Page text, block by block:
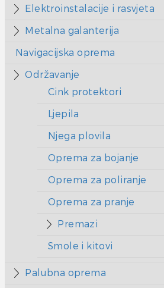
Elektroinstalacije i rasvjeta
Metalna galanterija
Navigacijska oprema
Održavanje
Cink protektori
Ljepila
Njega plovila
Oprema za bojanje
Oprema za poliranje
Oprema za pranje
Premazi
Smole i kitovi
Palubna oprema